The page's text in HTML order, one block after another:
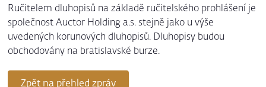
Ručitelem dluhopisů na základě ručitelského prohlášení je
společnost Auctor Holding a.s. stejně jako u výše
uvedených korunových dluhopisů. Dluhopisy budou
obchodovány na bratislavské burze.
Zpět na přehled zpráv